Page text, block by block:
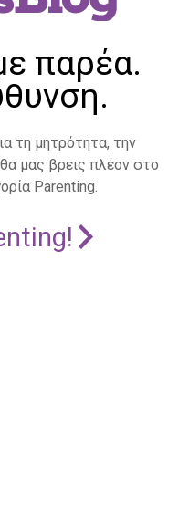
παρέα.
τη μητρότητα, την
θα μας βρεις πλέον στο
Parenting.